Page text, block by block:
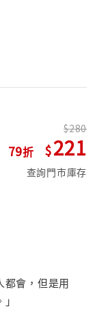
79
280
221
查詢門市庫存
都會，但是用